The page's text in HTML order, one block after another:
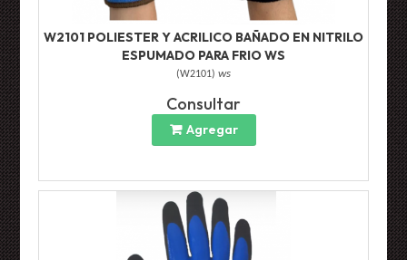
W2101 POLIESTER Y ACRILICO BAÑADO EN NITRILO
ESPUMADO PARA FRIO WS
(W2101) ws
Consultar
Agregar